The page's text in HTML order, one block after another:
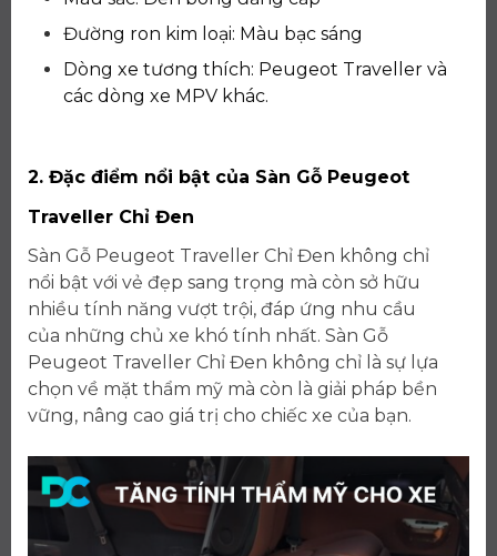
Đường ron kim loại: Màu bạc sáng
Dòng xe tương thích: Peugeot Traveller và
các dòng xe MPV khác.
2. Đặc điểm nổi bật của Sàn Gỗ Peugeot
Traveller Chỉ Đen
Sàn Gỗ Peugeot Traveller Chỉ Đen không chỉ
nổi bật với vẻ đẹp sang trọng mà còn sở hữu
nhiều tính năng vượt trội, đáp ứng nhu cầu
của những chủ xe khó tính nhất. Sàn Gỗ
Peugeot Traveller Chỉ Đen không chỉ là sự lựa
chọn về mặt thẩm mỹ mà còn là giải pháp bền
vững, nâng cao giá trị cho chiếc xe của bạn.